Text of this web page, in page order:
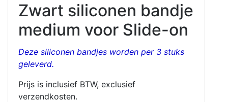
Zwart siliconen bandje
medium voor Slide-on
Deze siliconen bandjes worden per 3 stuks
geleverd.
Prijs is inclusief BTW, exclusief
verzendkosten.